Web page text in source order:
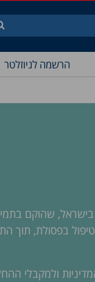
הרשמה לניוזלטר
בישראל, שהוקם
וטיפול בפסולת,
ולמקבלי